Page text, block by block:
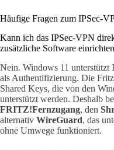
Häufige Fragen zum IPSec-
Kann ich das IPSec-VPN
zusätzliche Software
Nein. Windows 11 unterstützt
als Authentifizierung. Die
Shared Keys, die von den
unterstützt werden. Deshalb
FRITZ!Fernzugang, den
alternativ WireGuard, das
ohne Umwege funktioniert.